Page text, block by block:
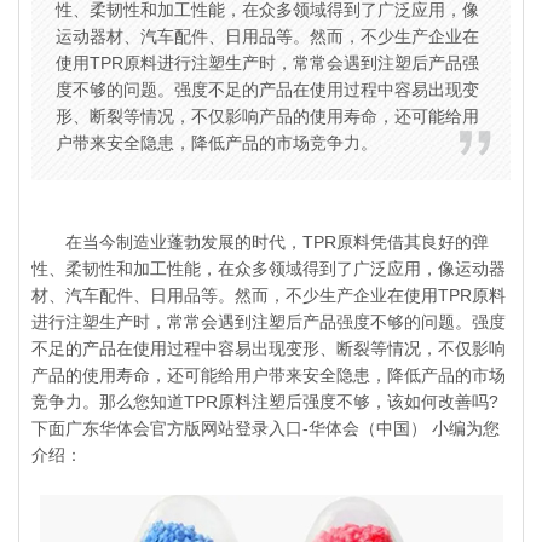
性、柔韧性和加工性能，在众多领域得到了广泛应用，像
运动器材、汽车配件、日用品等。然而，不少生产企业在
使用TPR原料进行注塑生产时，常常会遇到注塑后产品强
度不够的问题。强度不足的产品在使用过程中容易出现变
形、断裂等情况，不仅影响产品的使用寿命，还可能给用
户带来安全隐患，降低产品的市场竞争力。
在当今制造业蓬勃发展的时代，TPR原料凭借其良好的弹
性、柔韧性和加工性能，在众多领域得到了广泛应用，像运动器
材、汽车配件、日用品等。然而，不少生产企业在使用TPR原料
进行注塑生产时，常常会遇到注塑后产品强度不够的问题。强度
不足的产品在使用过程中容易出现变形、断裂等情况，不仅影响
产品的使用寿命，还可能给用户带来安全隐患，降低产品的市场
竞争力。那么您知道TPR原料注塑后强度不够，该如何改善吗?
下面广东华体会官方版网站登录入口-华体会（中国） 小编为您
介绍：